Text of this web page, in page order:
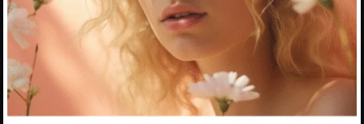
Парикмахерское искусство
Практикум-стажировка
Мы приглашаем вас на уникальный практикум –